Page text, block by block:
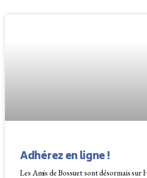
Adhérez en ligne !
Les Amis de Bossuet sont désormais sur